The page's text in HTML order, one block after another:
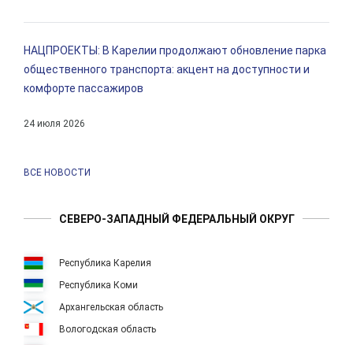
НАЦПРОЕКТЫ: В Карелии продолжают обновление парка
общественного транспорта: акцент на доступности и
комфорте пассажиров
24 июля 2026
ВСЕ НОВОСТИ
СЕВЕРО-ЗАПАДНЫЙ ФЕДЕРАЛЬНЫЙ ОКРУГ
Республика Карелия
Республика Коми
Архангельская область
Вологодская область